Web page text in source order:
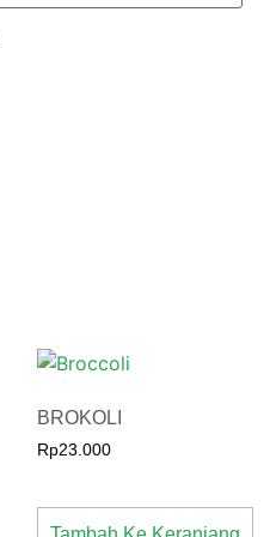
BROKOLI
Rp23.000